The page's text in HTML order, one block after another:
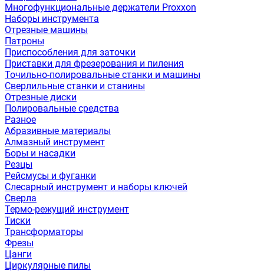
Многофункциональные держатели Proxxon
Наборы инструмента
Отрезные машины
Патроны
Приспособления для заточки
Приставки для фрезерования и пиления
Точильно-полировальные станки и машины
Сверлильные станки и станины
Отрезные диски
Полировальные средства
Разное
Абразивные материалы
Алмазный инструмент
Боры и насадки
Резцы
Рейсмусы и фуганки
Слесарный инструмент и наборы ключей
Сверла
Термо-режущий инструмент
Тиски
Трансформаторы
Фрезы
Цанги
Циркулярные пилы